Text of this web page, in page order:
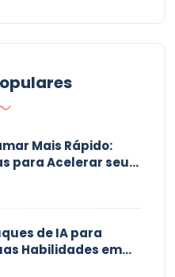
Mais Rápido:
para Acelerar seu
de IA para
Habilidades em